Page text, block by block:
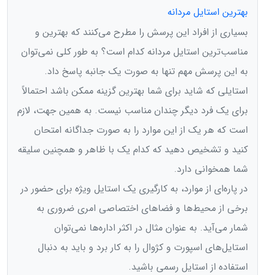
بهترین استایل مردانه
بسیاری از افراد این پرسش را مطرح می‌کنند که بهترین و
مناسب‌ترین استایل مردانه کدام است؟ به طور کلی نمی‌توان
به این پرسش مهم تنها به صورت یک جانبه پاسخ داد.
استایلی که شاید برای شما بهترین گزینه ممکن باشد احتمالاً
برای یک فرد دیگر چندان مناسب نیست. به همین جهت،‌ لازم
است که هر یک از این موارد را به صورت جداگانه امتحان
کنید و تشخیص دهید که کدام یک با ظاهر و همچنین سلیقه
شما همخوانی دارد.
در پاره‌‌ای از موارد، به کارگیری یک استایل ویژه برای حضور در
برخی از محیط‌ها و فضاهای اختصاصی امری ضروری به
شمار می‌آید. به عنوان مثال در اکثر اداره‌ها نمی‌توان
استایل‌های اسپورت و کژوال را به کار برد و باید به دنبال
استفاده از استایل رسمی باشید.